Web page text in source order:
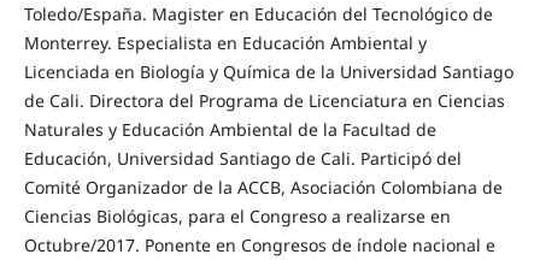
Toledo/España. Magister en Educación del Tecnológico de
Monterrey. Especialista en Educación Ambiental y
Licenciada en Biología y Química de la Universidad Santiago
de Cali. Directora del Programa de Licenciatura en Ciencias
Naturales y Educación Ambiental de la Facultad de
Educación, Universidad Santiago de Cali. Participó del
Comité Organizador de la ACCB, Asociación Colombiana de
Ciencias Biológicas, para el Congreso a realizarse en
Octubre/2017. Ponente en Congresos de índole nacional e